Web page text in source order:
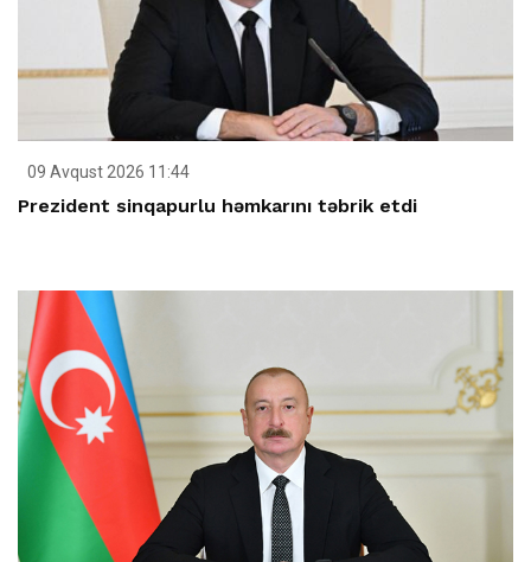
09 Avqust 2026 11:44
Prezident sinqapurlu həmkarını təbrik etdi